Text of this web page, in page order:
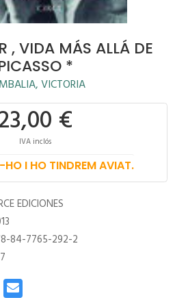
, VIDA MÁS ALLÁ DE
*
VICTORIA
€
IVA inclós
I HO TINDREM AVIAT.
EDICIONES
84-7765-292-2